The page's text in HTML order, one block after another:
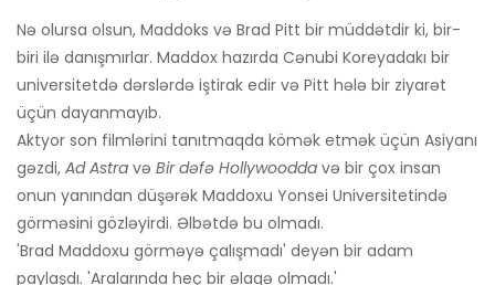
Nə olursa olsun, Maddoks və Brad Pitt bir müddətdir ki, bir-
biri ilə danışmırlar. Maddox hazırda Cənubi Koreyadakı bir
universitetdə dərslərdə iştirak edir və Pitt hələ bir ziyarət
üçün dayanmayıb.
Aktyor son filmlərini tanıtmaqda kömək etmək üçün Asiyanı
gəzdi, Ad Astra və Bir dəfə Hollywoodda və bir çox insan
onun yanından düşərək Maddoxu Yonsei Universitetində
görməsini gözləyirdi. Əlbətdə bu olmadı.
'Brad Maddoxu görməyə çalışmadı' deyən bir adam
paylaşdı. 'Aralarında heç bir əlaqə olmadı.'